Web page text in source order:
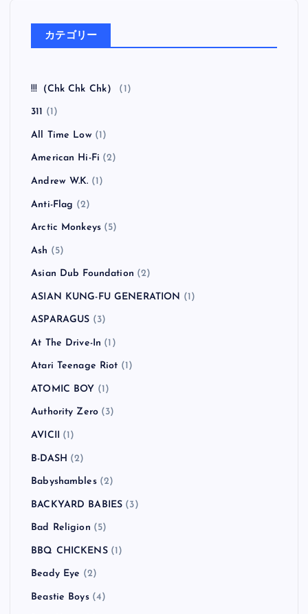
カテゴリー
!!!（Chk Chk Chk） (1)
311 (1)
All Time Low(1)
American Hi-Fi (2)
Andrew W.K. (1)
Anti-Flag (2)
Arctic Monkeys (5)
Ash (5)
Asian Dub Foundation (2)
ASIAN KUNG-FU GENERATION (1)
ASPARAGUS (3)
At The Drive-In (1)
Atari Teenage Riot (1)
ATOMIC BOY (1)
Authority Zero (3)
AVICII (1)
B-DASH (2)
Babyshambles(2)
BACKYARD BABIES (3)
Bad Religion (5)
BBQ CHICKENS(1)
Beady Eye (2)
Beastie Boys(4)